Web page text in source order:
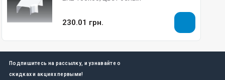
230.01 грн.
Подпишитесь на рассылку, и узнавайте о
скидках и акциях первыми!